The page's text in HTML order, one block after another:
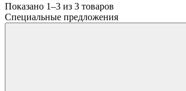
Показано 1–3 из 3 товаров
Специальные предложения